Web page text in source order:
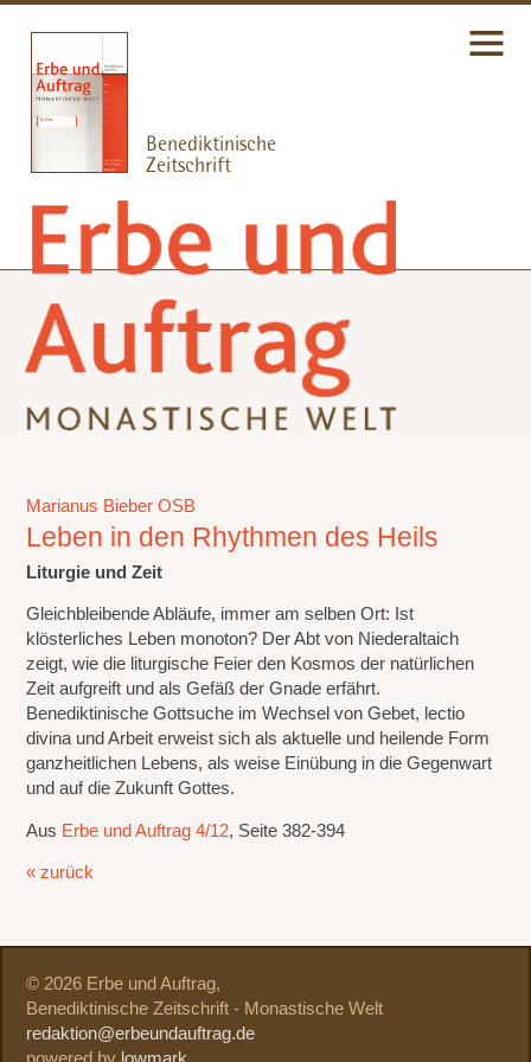
Marianus Bieber OSB
Leben in den Rhythmen des Heils
Liturgie und Zeit
Gleichbleibende Abläufe, immer am selben Ort: Ist
klösterliches Leben monoton? Der Abt von Niederaltaich
zeigt, wie die liturgische Feier den Kosmos der natürlichen
Zeit aufgreift und als Gefäß der Gnade erfährt.
Benediktinische Gottsuche im Wechsel von Gebet, lectio
divina und Arbeit erweist sich als aktuelle und heilende Form
ganzheitlichen Lebens, als weise Einübung in die Gegenwart
und auf die Zukunft Gottes.
Aus Erbe und Auftrag 4/12, Seite 382-394
« zurück
© 2026 Erbe und Auftrag,
Benediktinische Zeitschrift - Monastische Welt
redaktion@erbeundauftrag.de
powered by lowmark